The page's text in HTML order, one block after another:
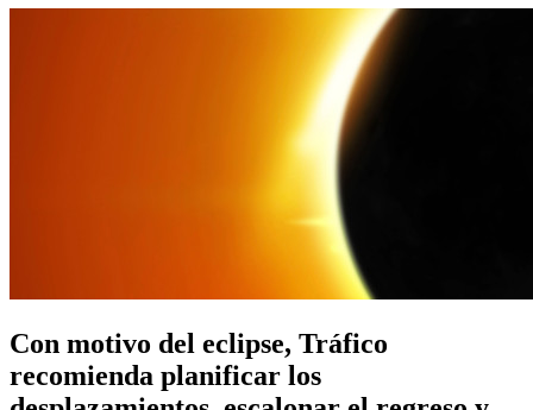
Con motivo del eclipse, Tráfico
recomienda planificar los